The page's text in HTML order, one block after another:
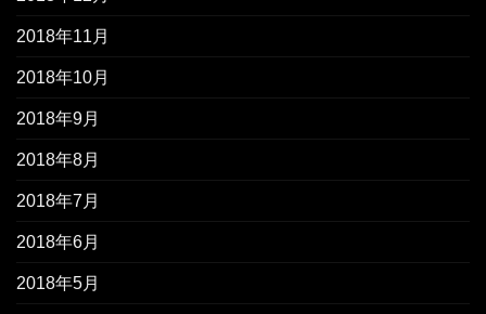
2018年11月
2018年10月
2018年9月
2018年8月
2018年7月
2018年6月
2018年5月